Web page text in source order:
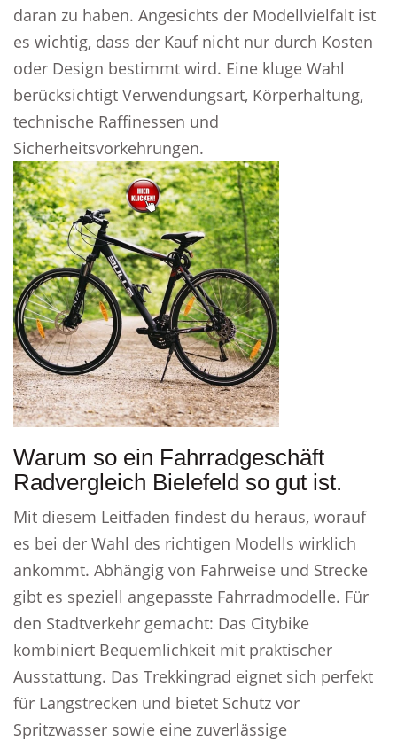
daran zu haben. Angesichts der Modellvielfalt ist
es wichtig, dass der Kauf nicht nur durch Kosten
oder Design bestimmt wird. Eine kluge Wahl
berücksichtigt Verwendungsart, Körperhaltung,
technische Raffinessen und
Sicherheitsvorkehrungen.
Warum so ein Fahrradgeschäft
Radvergleich Bielefeld so gut ist.
Mit diesem Leitfaden findest du heraus, worauf
es bei der Wahl des richtigen Modells wirklich
ankommt. Abhängig von Fahrweise und Strecke
gibt es speziell angepasste Fahrradmodelle. Für
den Stadtverkehr gemacht: Das Citybike
kombiniert Bequemlichkeit mit praktischer
Ausstattung. Das Trekkingrad eignet sich perfekt
für Langstrecken und bietet Schutz vor
Spritzwasser sowie eine zuverlässige